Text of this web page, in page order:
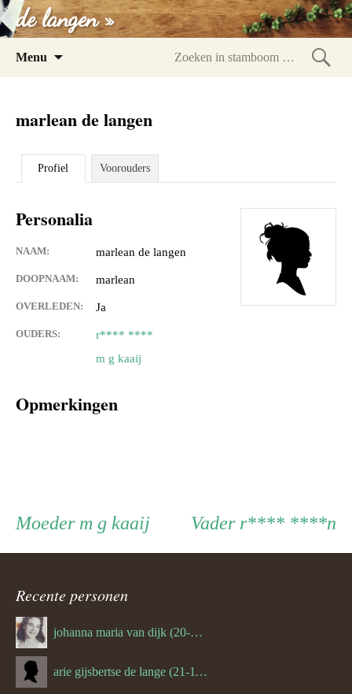
de langen »
Menu
marlean de langen
Profiel Voorouders
Personalia
NAAM: marlean de langen
DOOPNAAM: marlean
OVERLEDEN: Ja
OUDERS:
r**** ****
m g kaaij
Opmerkingen
Persoon
ouder
navigatie
Vader Vader
r**** ****n
Moeder Moeder
m g kaaij
Recente personen
johanna maria van dijk (20-07-1939)
arie gijsbertse de lange (21-11-1675)